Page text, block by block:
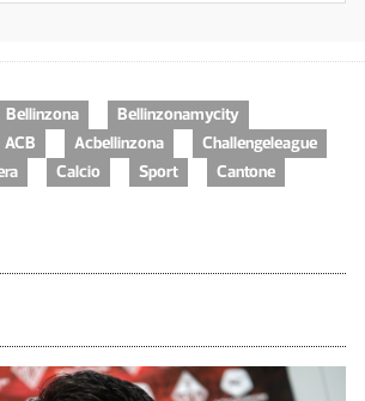
Bellinzona
Bellinzonamycity
ACB Acbellinzona
Challengeleague
Calcio Sport
Cantone